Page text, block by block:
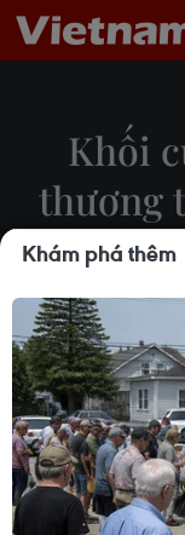
Khối
thương
39 họa sỹ trẻ
Z) thể hiện tình
trẻo và giàu
thuật số trên
Khám phá thêm